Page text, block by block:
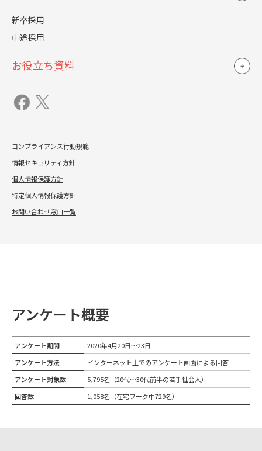
新卒採用
中途採用
お役立ち資料
コンプライアンス行動規範
情報セキュリティ方針
個人情報保護方針
特定個人情報保護方針
お問い合わせ窓口一覧
することに、ネット環境の改善や光熱費の手当てなど基
本的なインフラ整備を望む声があがる中、「コミュニケ
ーションを定期的にとってほしい」「明確な業務指示を
出してほしい」など、コミュニケーションの改善を求む
れば、企業の人事部は、コミュニケーションマネジメン
ズに応えていく必要があると考えます。
前代未聞の事態に企業がどう対応するのかについて、社
会人は働き手としてシビアに見ています。当社調査チー
ムでは、今後も、働き方の意識調査を行い、企業人事へ
アンケート概要
アンケート期間
2020年4月20日～23日
アンケート方法
インターネット上でのアンケート画面による回答
アンケート対象数
5,795名（20代～30代前半の若手社会人）
回答数
1,058名（在宅ワーク中729名）